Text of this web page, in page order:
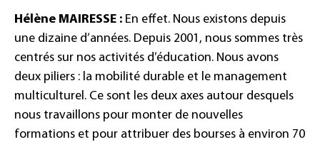
Hélène MAIRESSE : En effet. Nous existons depuis
une dizaine d’années. Depuis 2001, nous sommes très
centrés sur nos activités d’éducation. Nous avons
deux piliers : la mobilité durable et le management
multiculturel. Ce sont les deux axes autour desquels
nous travaillons pour monter de nouvelles
formations et pour attribuer des bourses à environ 70